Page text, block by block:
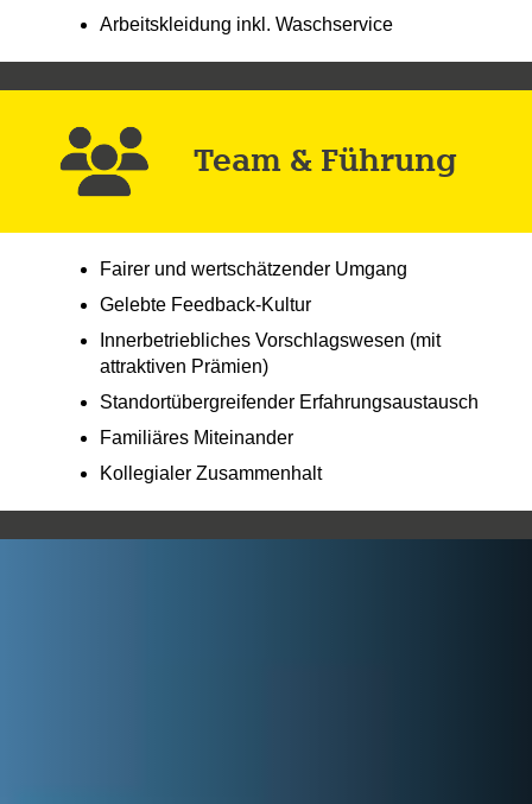
Arbeitskleidung inkl. Waschservice
Team & Führung
Fairer und wertschätzender Umgang
Gelebte Feedback-Kultur
Innerbetriebliches Vorschlagswesen (mit
attraktiven Prämien)
Standortübergreifender Erfahrungsaustausch
Familiäres Miteinander
Kollegialer Zusammenhalt